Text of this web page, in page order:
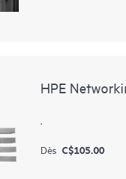
HPE
.
Dès C$105.00